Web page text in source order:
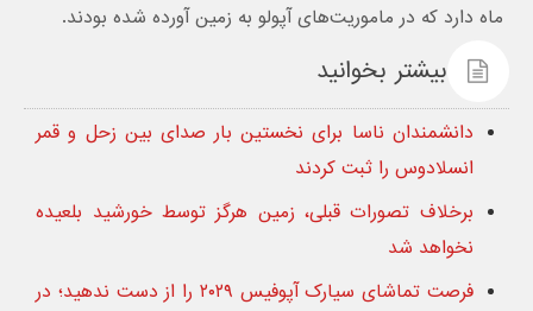
ماه دارد که در ماموریت‌های آپولو به زمین آورده شده بودند.
بیشتر بخوانید
دانشمندان ناسا برای نخستین بار صدای بین زحل و قمر
انسلادوس را ثبت کردند
برخلاف تصورات قبلی، زمین هرگز توسط خورشید بلعیده
نخواهد شد
فرصت تماشای سیارک آپوفیس ۲۰۲۹ را از دست ندهید؛ در